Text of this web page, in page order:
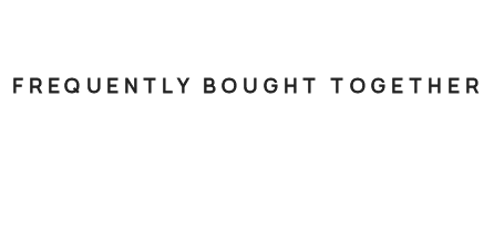
FREQUENTLY BOUGHT TOGETHER